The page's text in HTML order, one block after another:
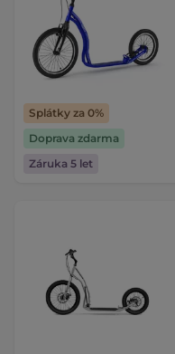
Splátky za 0%
Doprava zdarma
Záruka 5 let